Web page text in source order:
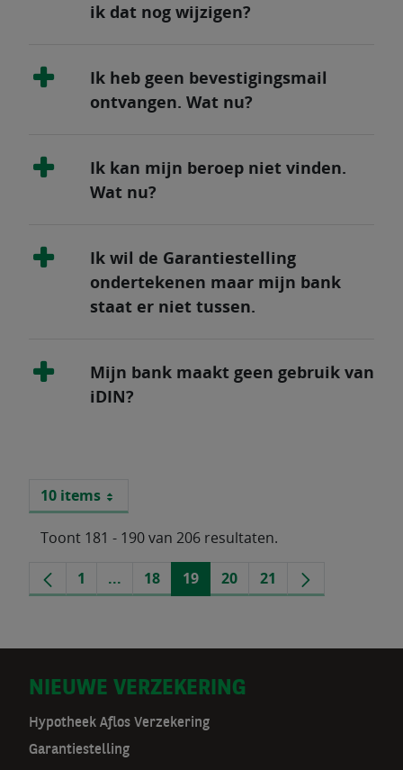
ik dat nog wijzigen?
Ik heb geen bevestigingsmail
ontvangen. Wat nu?
Ik kan mijn beroep niet vinden.
Wat nu?
Ik wil de Garantiestelling
ondertekenen maar mijn bank
staat er niet tussen.
Mijn bank maakt geen gebruik van
iDIN?
10 itemsPer pagina
Toont 181 - 190 van 206 resultaten.
Vorige
pagina
Pagina
1 ...Tussenpagina's
Pagina
18 Pagina
19 Pagina
20 Pagina
21
pagina
D
o
NIEUWE VERZEKERING
Hypotheek Aflos Verzekering
Garantiestelling